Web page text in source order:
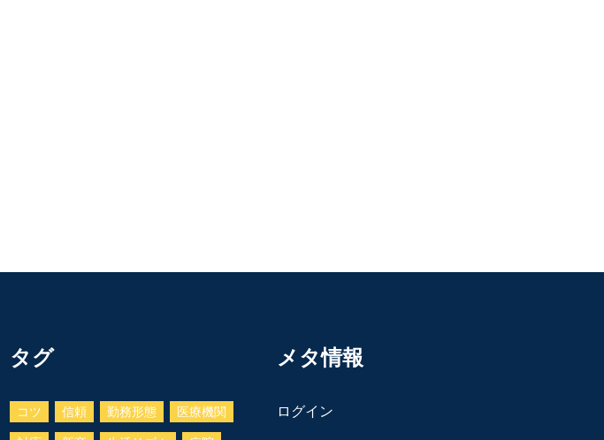
タグ
コツ 信頼 勤務形態 医療機関
メタ情報
ログイン